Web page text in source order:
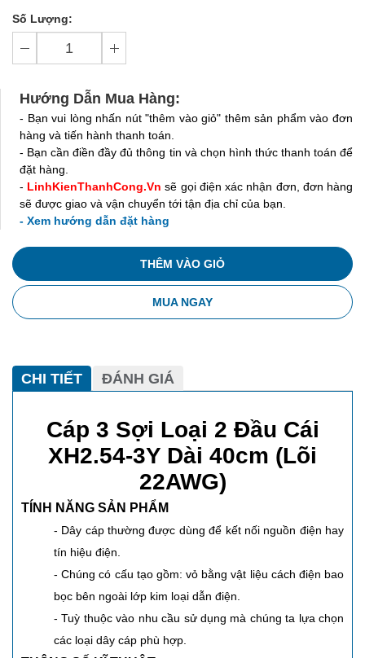
Số Lượng:
Hướng Dẫn Mua Hàng:
- Bạn vui lòng nhấn nút "thêm vào giỏ" thêm sản phẩm vào đơn
hàng và tiến hành thanh toán.
- Bạn cần điền đầy đủ thông tin và chọn hình thức thanh toán để
đặt hàng.
- LinhKienThanhCong.Vn sẽ gọi điện xác nhận đơn, đơn hàng
sẽ được giao và vận chuyển tới tận địa chỉ của bạn.
- Xem hướng dẫn đặt hàng
THÊM VÀO GIỎ
MUA NGAY
CHI TIẾT ĐÁNH GIÁ
Cáp 3 Sợi Loại 2 Đầu Cái
XH2.54-3Y Dài 40cm (Lõi
22AWG)
TÍNH NĂNG SẢN PHẨM
- Dây cáp thường được dùng để kết nối nguồn điện hay
tín hiệu điện.
- Chúng có cấu tạo gồm: vỏ bằng vật liệu cách điện bao
bọc bên ngoài lớp kim loại dẫn điện.
- Tuỳ thuộc vào nhu cầu sử dụng mà chúng ta lựa chọn
các loại dây cáp phù hợp.